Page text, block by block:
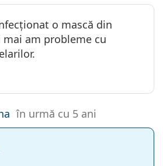
o mască din
mai am probleme cu
în urmă cu 5 ani